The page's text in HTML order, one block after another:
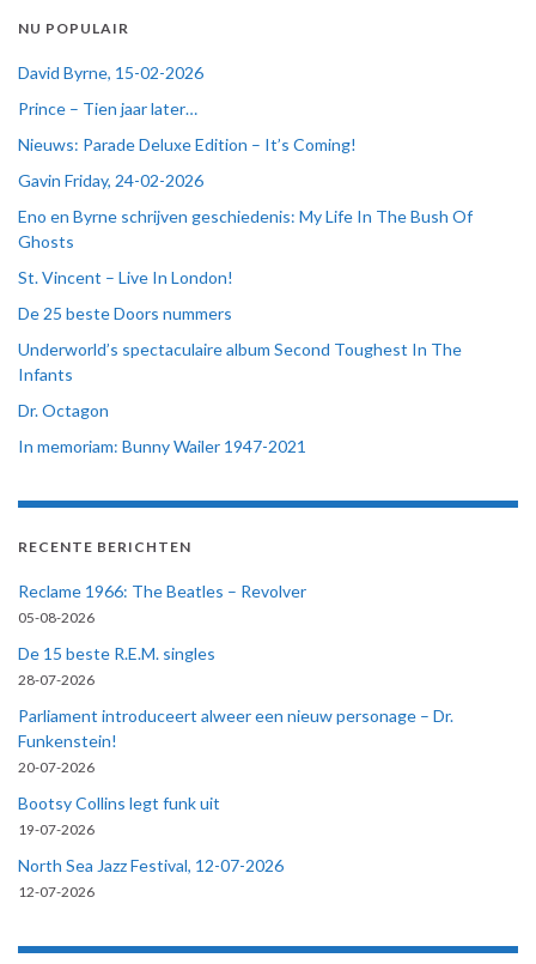
NU POPULAIR
David Byrne, 15-02-2026
Prince – Tien jaar later…
Nieuws: Parade Deluxe Edition – It’s Coming!
Gavin Friday, 24-02-2026
Eno en Byrne schrijven geschiedenis: My Life In The Bush Of
Ghosts
St. Vincent – Live In London!
De 25 beste Doors nummers
Underworld’s spectaculaire album Second Toughest In The
Infants
Dr. Octagon
In memoriam: Bunny Wailer 1947-2021
RECENTE BERICHTEN
Reclame 1966: The Beatles – Revolver
05-08-2026
De 15 beste R.E.M. singles
28-07-2026
Parliament introduceert alweer een nieuw personage – Dr.
Funkenstein!
20-07-2026
Bootsy Collins legt funk uit
19-07-2026
North Sea Jazz Festival, 12-07-2026
12-07-2026